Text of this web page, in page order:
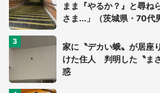
まま『やるか？』と尋ね
さま...」（茨城県・70代
家に〝デカい蛾〟が居座
けた住人 判明した〝ま
惑